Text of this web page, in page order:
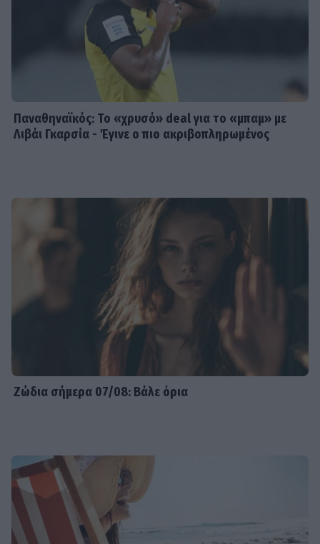
Παναθηναϊκός: Το «χρυσό» deal για το «μπαμ» με
Λιβάι Γκαρσία - Έγινε ο πιο ακριβοπληρωμένος
Ζώδια σήμερα 07/08: Βάλε όρια